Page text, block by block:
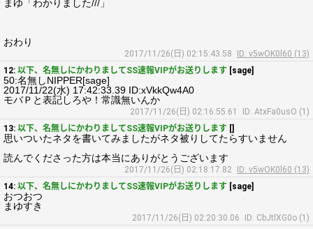
まゆ「わかりました///」
おわり
2017/11/26(日) 02:15:43.58
ID: v5wOK0l60 (13)
12: 以下、名無しにかわりましてSS速報VIPがお送りします [sage]
50:名無しNIPPER[sage]
2017/11/22(水) 17:42:33.39 ID:xVkkQw4A0
モバＰと表記しろや！常識無いんか
2017/11/26(日) 02:16:55.61
ID: AtxFa0usO (1)
13: 以下、名無しにかわりましてSS速報VIPがお送りします []
思いついたネタを書いてみましたがネタ被りしてたらすいません
読んでくださった方は本当にありがとうございます
2017/11/26(日) 02:18:17.82
ID: v5wOK0l60 (13)
14: 以下、名無しにかわりましてSS速報VIPがお送りします [sage]
おつおつ
まゆすき
2017/11/26(日) 02:20:30.06
ID: CbJtlXG0o (1)